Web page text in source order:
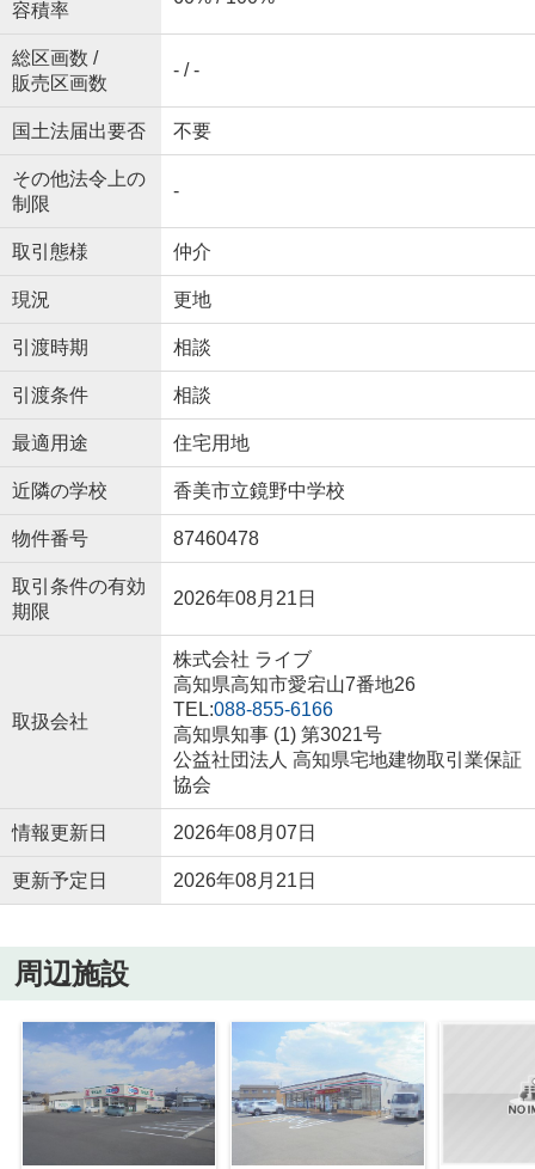
容積率
総区画数 /
販売区画数
- / -
国土法届出要否 不要
その他法令上の
制限
-
取引態様 仲介
現況 更地
引渡時期 相談
引渡条件 相談
最適用途 住宅用地
近隣の学校 香美市立鏡野中学校
物件番号 87460478
取引条件の有効
期限
2026年08月21日
取扱会社
株式会社 ライブ
高知県高知市愛宕山7番地26
TEL:088-855-6166
高知県知事 (1) 第3021号
公益社団法人 高知県宅地建物取引業保証
協会
情報更新日 2026年08月07日
更新予定日 2026年08月21日
周辺施設